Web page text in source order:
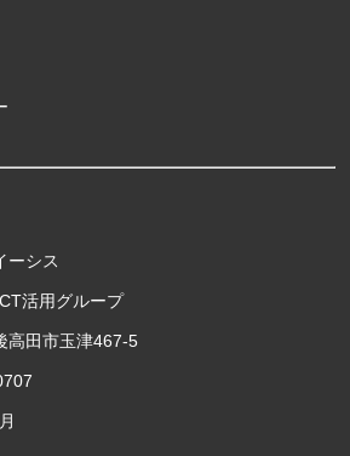
シス
活用グループ
田市玉津467-5